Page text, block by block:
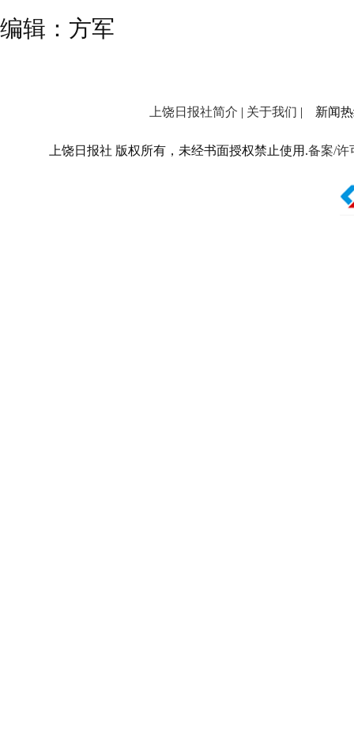
编辑：方军
上饶日报社简介 | 关于我们 | 新闻热
上饶日报社 版权所有，未经书面授权禁止使用.备案/许